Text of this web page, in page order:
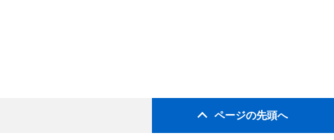
ページの先頭へ